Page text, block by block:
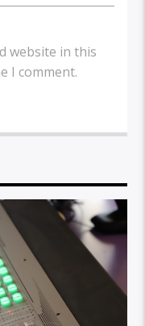
website in this
I comment.